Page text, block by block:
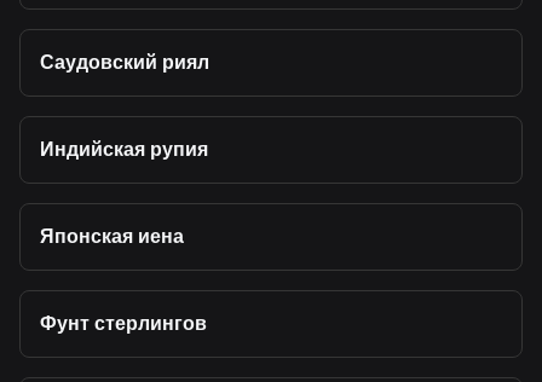
Саудовский риял
Индийская рупия
Японская иена
Фунт стерлингов